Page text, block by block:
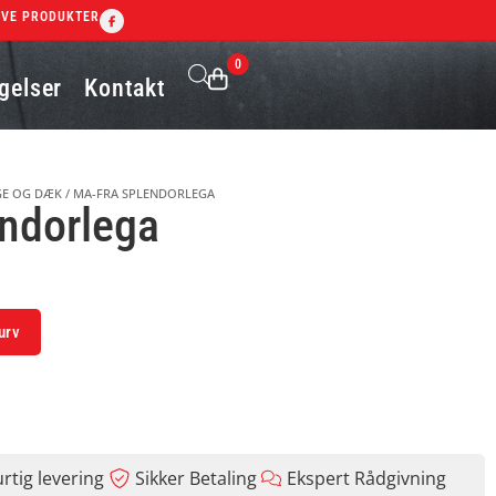
PRODUKTER
Kontakt
0
OG DÆK/ MA-FRA SPLENDORLEGA
levering Sikker Betaling
Ekspert Rådgivning